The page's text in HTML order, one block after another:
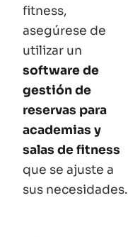
fitness,
asegúrese de
utilizar un
software de
gestión de
reservas para
academias y
salas de fitness
que se ajuste a
sus necesidades.